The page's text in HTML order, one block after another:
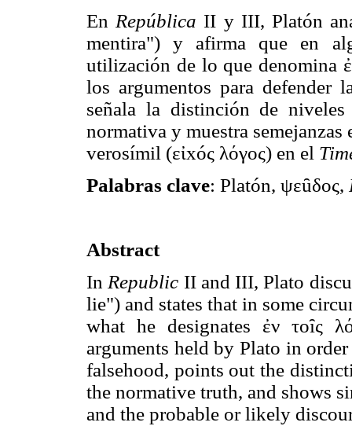
En República II y III, Platón
mentira") y afirma que en
utilización de lo que denomina
los argumentos para defender
señala la distinción de
normativa y muestra
verosímil (εἰxóς λόγος) en el
Palabras clave: Platón, ψεȗδος,
Abstract
In Republic II and III, Plato
lie") and states that in some
what he designates ἐν τοȋς
arguments held by Plato in
falsehood, points out the
the normative truth, and shows
and the probable or likely